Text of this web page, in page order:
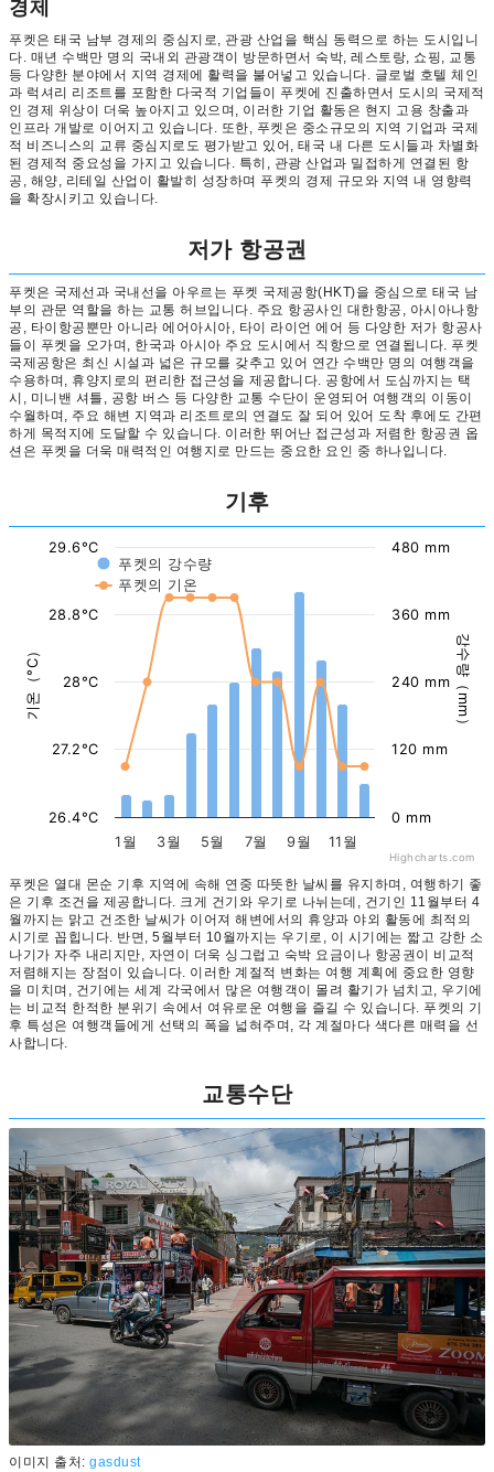
경제
푸켓은 태국 남부 경제의 중심지로, 관광 산업을 핵심 동력으로 하는 도시입니
다. 매년 수백만 명의 국내외 관광객이 방문하면서 숙박, 레스토랑, 쇼핑, 교통
등 다양한 분야에서 지역 경제에 활력을 불어넣고 있습니다. 글로벌 호텔 체인
과 럭셔리 리조트를 포함한 다국적 기업들이 푸켓에 진출하면서 도시의 국제적
인 경제 위상이 더욱 높아지고 있으며, 이러한 기업 활동은 현지 고용 창출과
인프라 개발로 이어지고 있습니다. 또한, 푸켓은 중소규모의 지역 기업과 국제
적 비즈니스의 교류 중심지로도 평가받고 있어, 태국 내 다른 도시들과 차별화
된 경제적 중요성을 가지고 있습니다. 특히, 관광 산업과 밀접하게 연결된 항
공, 해양, 리테일 산업이 활발히 성장하며 푸켓의 경제 규모와 지역 내 영향력
을 확장시키고 있습니다.
저가 항공권
푸켓은 국제선과 국내선을 아우르는 푸켓 국제공항(HKT)을 중심으로 태국 남
부의 관문 역할을 하는 교통 허브입니다. 주요 항공사인 대한항공, 아시아나항
공, 타이항공뿐만 아니라 에어아시아, 타이 라이언 에어 등 다양한 저가 항공사
들이 푸켓을 오가며, 한국과 아시아 주요 도시에서 직항으로 연결됩니다. 푸켓
국제공항은 최신 시설과 넓은 규모를 갖추고 있어 연간 수백만 명의 여행객을
수용하며, 휴양지로의 편리한 접근성을 제공합니다. 공항에서 도심까지는 택
시, 미니밴 셔틀, 공항 버스 등 다양한 교통 수단이 운영되어 여행객의 이동이
수월하며, 주요 해변 지역과 리조트로의 연결도 잘 되어 있어 도착 후에도 간편
하게 목적지에 도달할 수 있습니다. 이러한 뛰어난 접근성과 저렴한 항공권 옵
션은 푸켓을 더욱 매력적인 여행지로 만드는 중요한 요인 중 하나입니다.
기후
기온（°C） 강수량（mm）
푸켓의 강수량
푸켓의 기온
1월 3월 5월 7월 9월 11월
26.4°C
27.2°C
28°C
28.8°C
29.6°C
0 mm
120 mm
240 mm
360 mm
480 mm
Highcharts.com
푸켓은 열대 몬순 기후 지역에 속해 연중 따뜻한 날씨를 유지하며, 여행하기 좋
은 기후 조건을 제공합니다. 크게 건기와 우기로 나뉘는데, 건기인 11월부터 4
월까지는 맑고 건조한 날씨가 이어져 해변에서의 휴양과 야외 활동에 최적의
시기로 꼽힙니다. 반면, 5월부터 10월까지는 우기로, 이 시기에는 짧고 강한 소
나기가 자주 내리지만, 자연이 더욱 싱그럽고 숙박 요금이나 항공권이 비교적
저렴해지는 장점이 있습니다. 이러한 계절적 변화는 여행 계획에 중요한 영향
을 미치며, 건기에는 세계 각국에서 많은 여행객이 몰려 활기가 넘치고, 우기에
는 비교적 한적한 분위기 속에서 여유로운 여행을 즐길 수 있습니다. 푸켓의 기
후 특성은 여행객들에게 선택의 폭을 넓혀주며, 각 계절마다 색다른 매력을 선
사합니다.
교통수단
이미지 출처: gasdust